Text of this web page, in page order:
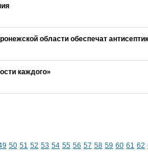
области обеспечат
каждого»
50 51 52 53 54 55 56 57 58 59 60 61 62